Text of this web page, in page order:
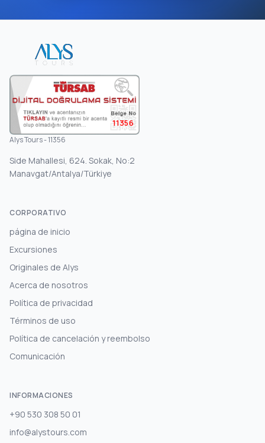
11356
Alys Tours - 11356
Side Mahallesi, 624. Sokak, No:2
Manavgat/Antalya/Türkiye
CORPORATIVO
página de inicio
Excursiones
Originales de Alys
Acerca de nosotros
Política de privacidad
Términos de uso
Política de cancelación y reembolso
Comunicación
INFORMACIONES
+90 530 308 50 01
info@alystours.com